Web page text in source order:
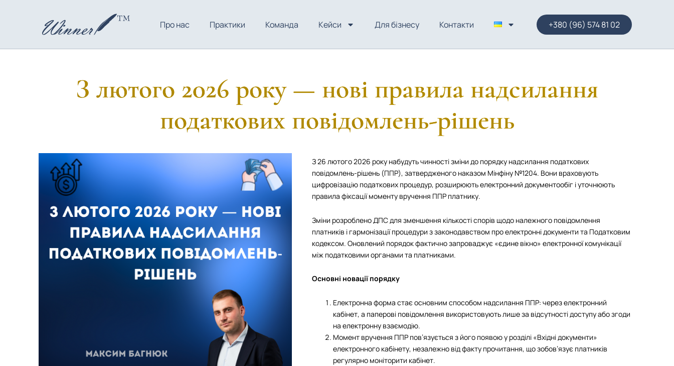
Про нас Практики Команда Кейси Для бізнесу Контакти +380 (96) 574 81 02
З лютого 2026 року — нові правила надсилання
податкових повідомлень-рішень
З 26 лютого 2026 року набудуть чинності зміни до порядку надсилання податкових
повідомлень-рішень (ППР), затвердженого наказом Мінфіну №1204. Вони враховують
цифровізацію податкових процедур, розширюють електронний документообіг і уточнюють
правила фіксації моменту вручення ППР платнику.​
Зміни розроблено ДПС для зменшення кількості спорів щодо належного повідомлення
платників і гармонізації процедури з законодавством про електронні документи та Податковим
кодексом. Оновлений порядок фактично запроваджує «єдине вікно» електронної комунікації
між податковими органами та платниками.
Основні новації порядку
Електронна форма стає основним способом надсилання ППР: через електронний
кабінет, а паперові повідомлення використовують лише за відсутності доступу або згоди
на електронну взаємодію.
Момент вручення ППР пов’язується з його появою у розділі «Вхідні документи»
електронного кабінету, незалежно від факту прочитання, що зобов’язує платників
регулярно моніторити кабінет.